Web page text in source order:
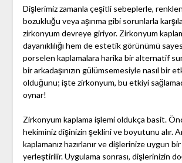
Dişlerimiz zamanla çeşitli sebeplerle,
bozukluğu veya aşınma gibi sorunlarla
zirkonyum devreye giriyor. Zirkonyum
dayanıklılığı hem de estetik görünümü
porselen kaplamalara harika bir alternatif
bir arkadaşınızın gülümsemesiyle nasıl bir
olduğunu; işte zirkonyum, bu etkiyi
oynar!
Zirkonyum kaplama işlemi oldukça basit.
hekiminiz dişinizin şeklini ve boyutunu alır.
kaplamanız hazırlanır ve dişlerinize uygun
yerleştirilir. Uygulama sonrası, dişlerinizin